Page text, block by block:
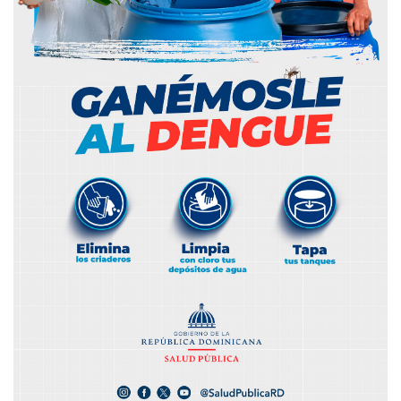
Caso Darlin y justicia / Disputa
Caso Darlin y justicia /Disputa entre
clínicas y ARS #DanielCandelario
Nuevo Código Penal a revisión /
Ocuparse de cacerolazos
#DanielCandelario
Nuevo Código Penal a revisión /
Ocuparse de cacerolazos
#DanielCandelario
Desproporcionado paro de médicos Desproporcionado paro de médicos
#DanielCandelario